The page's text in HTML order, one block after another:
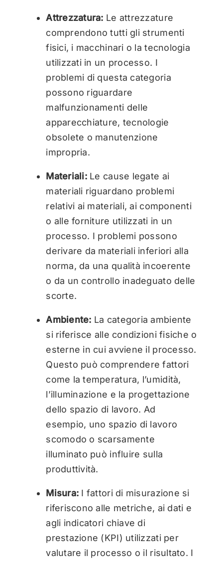
Attrezzatura: Le attrezzature
comprendono tutti gli strumenti
fisici, i macchinari o la tecnologia
utilizzati in un processo. I
problemi di questa categoria
possono riguardare
malfunzionamenti delle
apparecchiature, tecnologie
obsolete o manutenzione
impropria.
Materiali: Le cause legate ai
materiali riguardano problemi
relativi ai materiali, ai componenti
o alle forniture utilizzati in un
processo. I problemi possono
derivare da materiali inferiori alla
norma, da una qualità incoerente
o da un controllo inadeguato delle
scorte.
Ambiente: La categoria ambiente
si riferisce alle condizioni fisiche o
esterne in cui avviene il processo.
Questo può comprendere fattori
come la temperatura, l’umidità,
l’illuminazione e la progettazione
dello spazio di lavoro. Ad
esempio, uno spazio di lavoro
scomodo o scarsamente
illuminato può influire sulla
produttività.
Misura: I fattori di misurazione si
riferiscono alle metriche, ai dati e
agli indicatori chiave di
prestazione (KPI) utilizzati per
valutare il processo o il risultato. I